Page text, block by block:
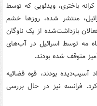
باختری، ویدئویی که توسط
منتشر شده، روزها خشم
بازداشت‌شده از یک ناوگان
مه توسط اسرائیل در آب‌های
متوقف شده بودند.
آسیب‌دیده بودند، قوه قضائیه
کرد. فرانسه نیز در حال بررسی